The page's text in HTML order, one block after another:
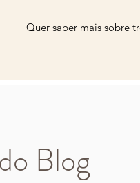
Quer saber mais sobre
Blog